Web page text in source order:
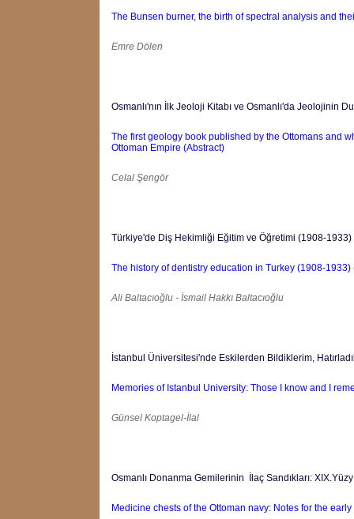
The Bunsen burner, the birth of spectral analysis and
Emre Dölen
Osmanlı'nın İlk Jeoloji Kitabı ve Osmanlı'da Jeolojinin
The first geology book published by the Ottomans and
Ottoman Empire (Abstract)
Celal Şengör
Türkiye'de Diş Hekimliği Eğitim ve Öğretimi (1908-1933)
The history of dentistry education in Turkey (1908-1933)
Ali Baltacıoğlu - İsmail Hakkı Baltacıoğlu
İstanbul Üniversitesi'nde Eskilerden Bildiklerim,
Memories of Istanbul University: Those I know and I
Günsel Koptagel-İlal
Osmanlı Donanma Gemilerinin İlaç Sandıkları:
Medicine chests of the Ottoman navy: Notes for the